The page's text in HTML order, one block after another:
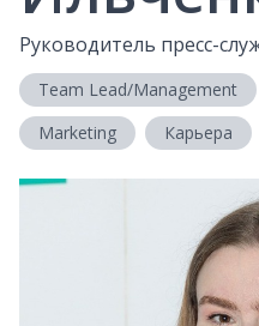
Руководитель пресс-
Team Lead/Management
Marketing
Карьера